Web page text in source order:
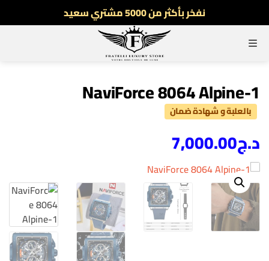
نفخر بأكثر من 5000 مشتري سعيد
أطلب الآن والدفع فقط عند استلام المنتج
توصيل سريع لجميع الولايات
القائمة
NaviForce 8064 Alpine-1
بالعلبة و شهادة ضمان
د.ج7,000.00